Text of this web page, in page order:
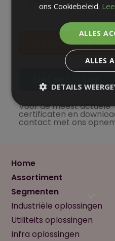
Vraag offerte aan
Voor de meest actuele
certificaten en
contact met ons
Home
Assortiment
Segmenten
Industriële oplossingen
Utiliteits oplossingen
Infra oplossingen
ons Cookiebeleid.
ALLES
ALLES
DETAILS